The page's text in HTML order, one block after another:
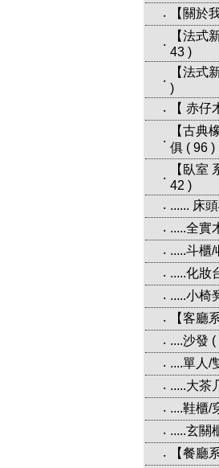
‧
【關於
‧
【法式
43 )
‧
【法式
)
‧
【 赤
‧
【古典
俱 ( 96 )
‧
【臥室
42 )
‧ ...... 床
‧ .....全實
‧ .....斗櫃
‧ .....化妝
‧ .....小椅
‧
【客廳
‧ ....沙發 (
‧ ....單人/
‧ .....大茶
‧ ....鞋櫃/
‧ .....玄關
‧
【餐廳